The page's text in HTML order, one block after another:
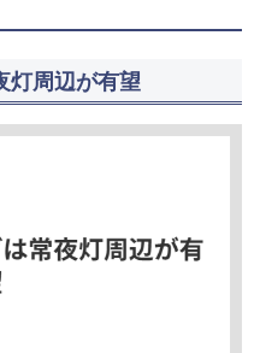
灯周辺が有望